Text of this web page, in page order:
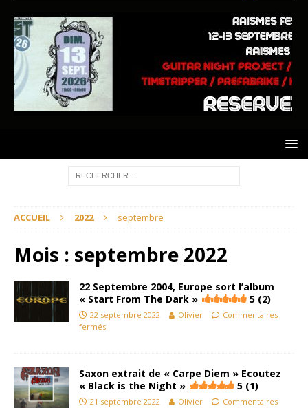
ACCUEIL 2022 septembre
Mois : septembre 2022
22 Septembre 2004, Europe sort l’album
« Start From The Dark »
5 (2)
22 septembre 2022 Olivier
Commentaires
fermés
Saxon extrait de « Carpe Diem » Ecoutez
« Black is the Night »
5 (1)
21 septembre 2022 Olivier
Commentaires